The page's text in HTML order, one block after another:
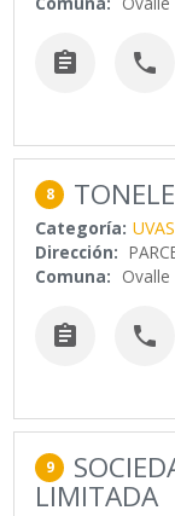
 
8
Categoría: UVAS
Dirección:
Comuna: Ovalle
 
9
LIMITADA